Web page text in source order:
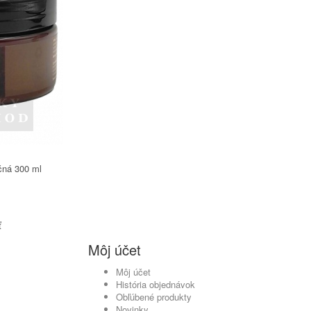
300 ml
Môj účet
Môj účet
História objednávok
Obľúbené produkty